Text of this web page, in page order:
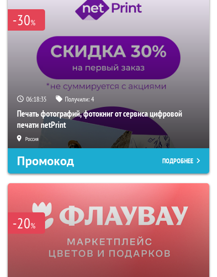
-30%
06:18:33 Получили:4
Печать фотографий, фотокниг от сервиса цифровой
печати netPrint
Россия
Промокод ПОДРОБНЕЕ
-20%